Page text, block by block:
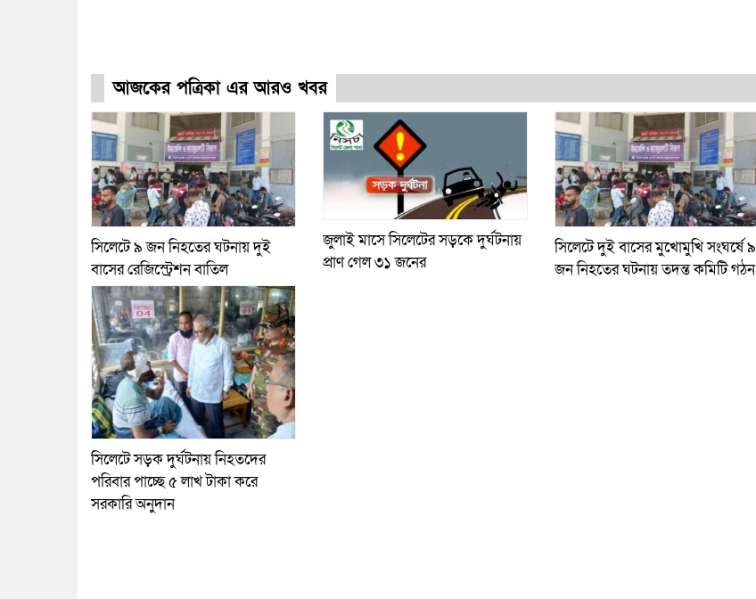
আজকের পত্রিকা এর আরও খবর
সিলেটে ৯ জন নিহতের ঘটনায় দুই
বাসের রেজিস্ট্রেশন বাতিল
জুলাই মাসে সিলেটের সড়কে দুর্ঘটনায়
প্রাণ গেল ৩১ জনের
সিলেটে দুই বাসের মুখোমুখি সংঘর্ষে ৯
জন নিহতের ঘটনায় তদন্ত কমিটি গঠন
সিলেটে সড়ক দুর্ঘটনায় নিহতদের
পরিবার পাচ্ছে ৫ লাখ টাকা করে
সরকারি অনুদান